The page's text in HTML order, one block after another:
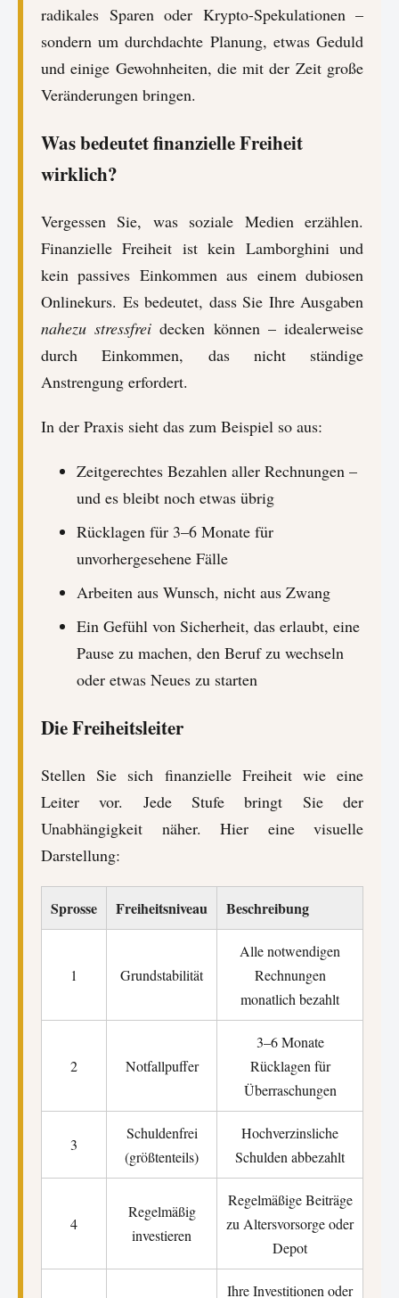
radikales Sparen oder Krypto-Spekulationen –
sondern um durchdachte Planung, etwas Geduld
und einige Gewohnheiten, die mit der Zeit große
Veränderungen bringen.
Was bedeutet finanzielle Freiheit
wirklich?
Vergessen Sie, was soziale Medien erzählen.
Finanzielle Freiheit ist kein Lamborghini und
kein passives Einkommen aus einem dubiosen
Onlinekurs. Es bedeutet, dass Sie Ihre Ausgaben
nahezu stressfrei decken können – idealerweise
durch Einkommen, das nicht ständige
Anstrengung erfordert.
In der Praxis sieht das zum Beispiel so aus:
Zeitgerechtes Bezahlen aller Rechnungen –
und es bleibt noch etwas übrig
Rücklagen für 3–6 Monate für
unvorhergesehene Fälle
Arbeiten aus Wunsch, nicht aus Zwang
Ein Gefühl von Sicherheit, das erlaubt, eine
Pause zu machen, den Beruf zu wechseln
oder etwas Neues zu starten
Die Freiheitsleiter
Stellen Sie sich finanzielle Freiheit wie eine
Leiter vor. Jede Stufe bringt Sie der
Unabhängigkeit näher. Hier eine visuelle
Darstellung:
Sprosse Freiheitsniveau Beschreibung
1 Grundstabilität
Alle notwendigen
Rechnungen
monatlich bezahlt
2 Notfallpuffer
3–6 Monate
Rücklagen für
Überraschungen
3
Schuldenfrei
(größtenteils)
Hochverzinsliche
Schulden abbezahlt
4
Regelmäßig
investieren
Regelmäßige Beiträge
zu Altersvorsorge oder
Depot
Ihre Investitionen oder